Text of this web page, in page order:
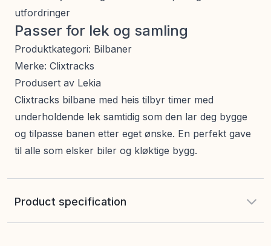
utfordringer
Passer for lek og samling
Produktkategori: Bilbaner
Merke: Clixtracks
Produsert av Lekia
Clixtracks bilbane med heis tilbyr timer med
underholdende lek samtidig som den lar deg bygge
og tilpasse banen etter eget ønske. En perfekt gave
til alle som elsker biler og kløktige bygg.
Product specification